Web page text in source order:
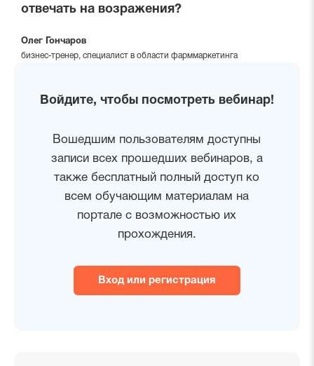
отвечать на возражения?
Олег Гончаров
бизнес-тренер, специалист в области фарммаркетинга
Войдите, чтобы посмотреть вебинар!
Вошедшим пользователям доступны
записи всех прошедших вебинаров, а
также бесплатный полный доступ ко
всем обучающим материалам на
портале с возможностью их
прохождения.
Вход или регистрация